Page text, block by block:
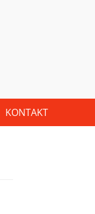
KONTAKT